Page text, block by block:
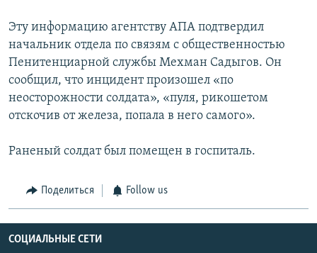
Эту информацию агентству АПА подтвердил
начальник отдела по связям с общественностью
Пенитенциарной службы Мехман Садыгов. Он
сообщил, что инцидент произошел «по
неосторожности солдата», «пуля, рикошетом
отскочив от железа, попала в него самого».
Раненый солдат был помещен в госпиталь.
Поделиться Follow us
СОЦИАЛЬНЫЕ СЕТИ